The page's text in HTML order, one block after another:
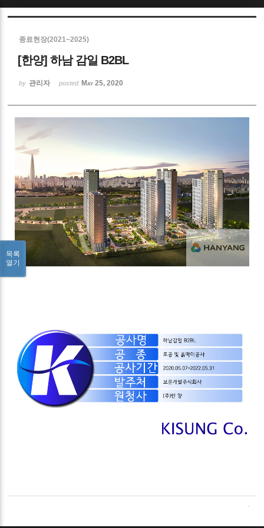
종료현장(2021~2025)
[한양] 하남 감일 B2BL
by 관리자 posted May 25, 2020
목록
열기
Sketchbook5, 스케치북5
Sketchbook5, 스케치북5